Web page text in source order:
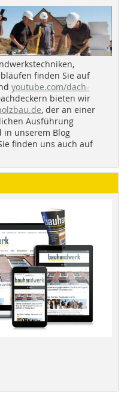
finden Sie auf
youtube.com/dach-
bieten wir
, der an einer
Ausführung
in unserem Blog
finden uns auch auf